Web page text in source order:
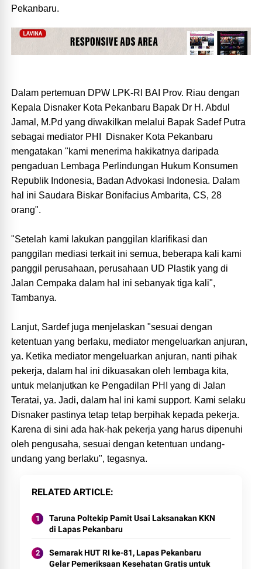
Pekanbaru.
Dalam pertemuan DPW LPK-RI BAI Prov. Riau dengan
Kepala Disnaker Kota Pekanbaru Bapak Dr H. Abdul
Jamal, M.Pd yang diwakilkan melalui Bapak Sadef Putra
sebagai mediator PHI Disnaker Kota Pekanbaru
mengatakan "kami menerima hakikatnya daripada
pengaduan Lembaga Perlindungan Hukum Konsumen
Republik Indonesia, Badan Advokasi Indonesia. Dalam
hal ini Saudara Biskar Bonifacius Ambarita, CS, 28
orang".
"Setelah kami lakukan panggilan klarifikasi dan
panggilan mediasi terkait ini semua, beberapa kali kami
panggil perusahaan, perusahaan UD Plastik yang di
Jalan Cempaka dalam hal ini sebanyak tiga kali",
Tambanya.
Lanjut, Sardef juga menjelaskan "sesuai dengan
ketentuan yang berlaku, mediator mengeluarkan anjuran,
ya. Ketika mediator mengeluarkan anjuran, nanti pihak
pekerja, dalam hal ini dikuasakan oleh lembaga kita,
untuk melanjutkan ke Pengadilan PHI yang di Jalan
Teratai, ya. Jadi, dalam hal ini kami support. Kami selaku
Disnaker pastinya tetap tetap berpihak kepada pekerja.
Karena di sini ada hak-hak pekerja yang harus dipenuhi
oleh pengusaha, sesuai dengan ketentuan undang-
undang yang berlaku", tegasnya.
RELATED ARTICLE
Taruna Poltekip Pamit Usai Laksanakan KKN
di Lapas Pekanbaru
Semarak HUT RI ke-81, Lapas Pekanbaru
Gelar Pemeriksaan Kesehatan Gratis untuk